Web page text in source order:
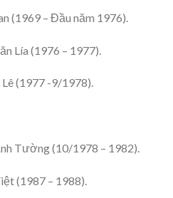
(1969 – Đầu năm 1976).
Lía (1976 – 1977).
(1977 -9/1978).
Tường (10/1978 – 1982).
(1987 – 1988).